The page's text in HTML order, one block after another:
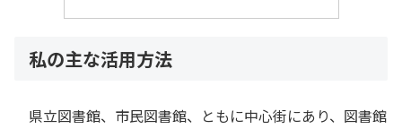
私の主な活用方法
県立図書館、市民図書館、ともに中心街にあり、図書館